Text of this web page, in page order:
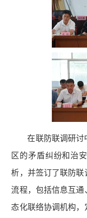
在联防联调研讨
区的矛盾纠纷和治
析，并签订了联防
流程，包括信息互
态化联络协调机构，